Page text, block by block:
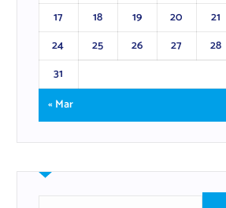
17
18 19 20 21
24
25 26 27 28
31
« Mar